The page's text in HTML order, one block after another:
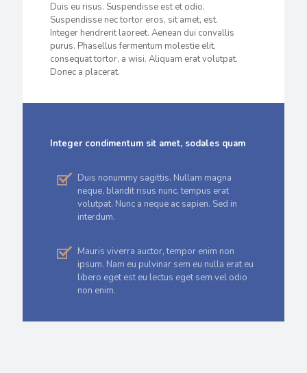
Duis eu risus. Suspendisse est et odio.
Suspendisse nec tortor eros, sit amet, est.
Integer hendrerit laoreet. Aenean dui convallis
purus. Phasellus fermentum molestie elit,
consequat tortor, a wisi. Aliquam erat volutpat.
Donec a placerat.
Integer condimentum sit amet, sodales quam
Duis nonummy sagittis. Nullam magna
neque, blandit risus nunc, tempus erat
volutpat. Nunc a neque ac sapien. Sed in
interdum.
Mauris viverra auctor, tempor enim non
ipsum. Nam eu pulvinar sem eu nulla erat eu
libero eget est eu lectus eget sem vel odio
non enim.